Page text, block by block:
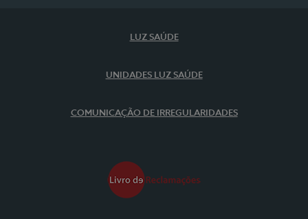
LUZ SAÚDE
UNIDADES LUZ SAÚDE
COMUNICAÇÃO DE IRREGULARIDADES